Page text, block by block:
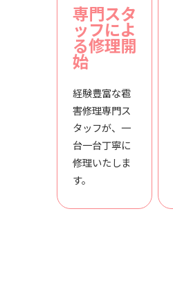
専門スタ
ッフによ
る修理開
始
経験豊富な雹
害修理専門ス
タッフが、一
台一台丁寧に
修理いたしま
す。